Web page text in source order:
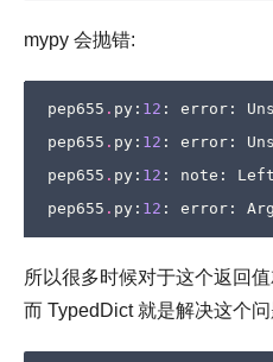
mypy 会抛错:
pep655 . py : 12 : error :
pep655 . py : 12 : error :
pep655 . py : 12 : note : Left
pep655 . py : 12 : error :
所以很多时候对于这个返回
而 TypedDict 就是解决这个